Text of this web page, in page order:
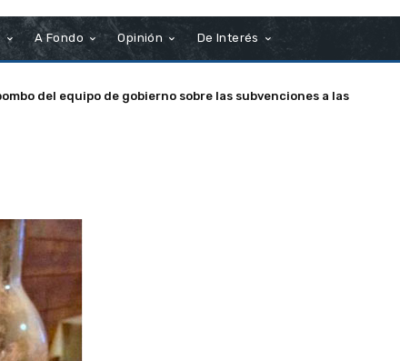
A Fondo Opinión De Interés
del equipo de gobierno sobre las subvenciones a las